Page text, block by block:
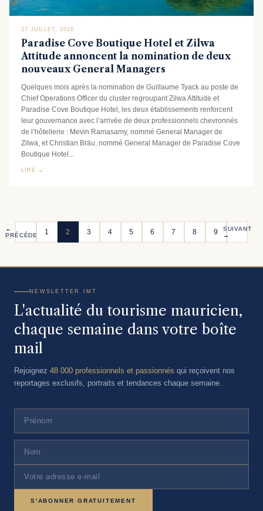
27 JUILLET, 2026
Paradise Cove Boutique Hotel et Zilwa
Attitude annoncent la nomination de deux
nouveaux General Managers
Quelques mois après la nomination de Guillaume Tyack au poste de
Chief Operations Officer du cluster regroupant Zilwa Attitude et
Paradise Cove Boutique Hotel, les deux établissements renforcent
leur gouvernance avec l’arrivée de deux professionnels chevronnés
de l’hôtellerie : Mevin Ramasamy, nommé General Manager de
Zilwa, et Christian Bräu, nommé General Manager de Paradise Cove
Boutique Hotel...
LIRE →
←
PRÉCÉDENT1 2 3 4 5 6 7 8 9
SUIVANT
→
NEWSLETTER IMT
L'actualité du tourisme mauricien,
chaque semaine dans votre boîte
mail
Rejoignez 48 000 professionnels et passionnés qui reçoivent nos
reportages exclusifs, portraits et tendances chaque semaine.
S'ABONNER GRATUITEMENT